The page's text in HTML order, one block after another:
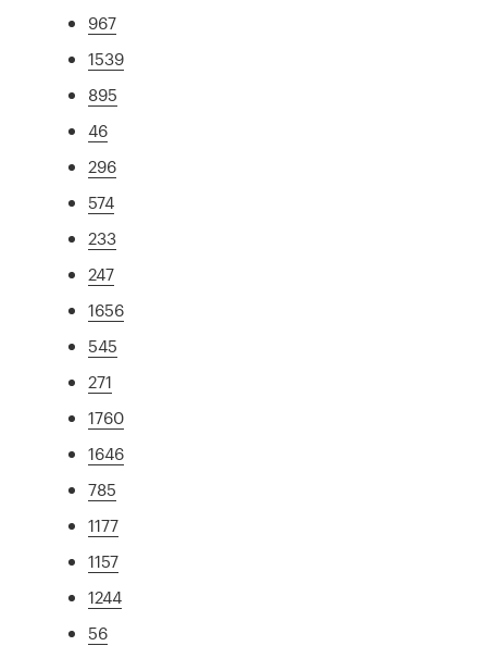
967
1539
895
46
296
574
233
247
1656
545
271
1760
1646
785
1177
1157
1244
56